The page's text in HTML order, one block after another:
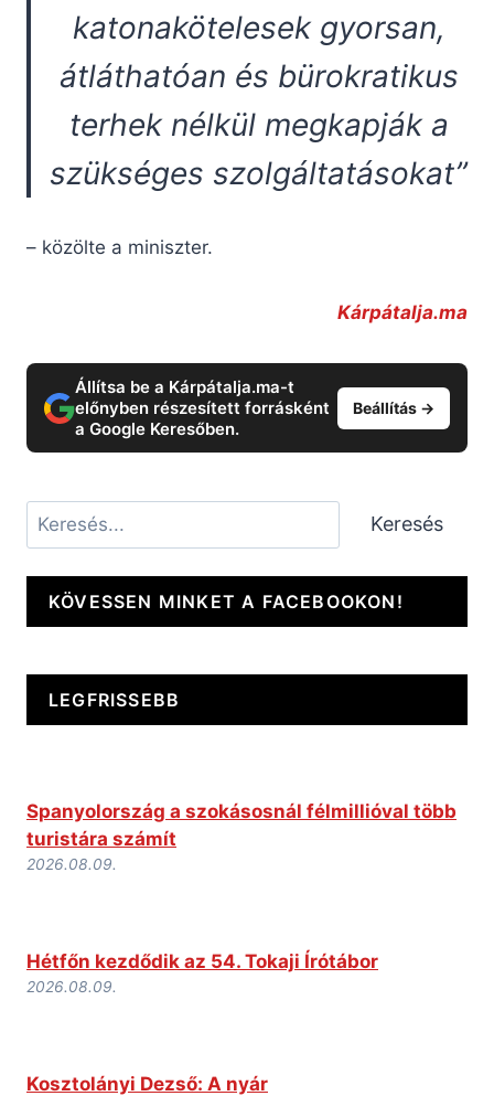
katonakötelesek gyorsan,
átláthatóan és bürokratikus
terhek nélkül megkapják a
szükséges szolgáltatásokat”
– közölte a miniszter.
Kárpátalja.ma
Állítsa be a Kárpátalja.ma-t
előnyben részesített forrásként
a Google Keresőben.
Beállítás →
Keresés Keresés
KÖVESSEN MINKET A FACEBOOKON!
LEGFRISSEBB
Spanyolország a szokásosnál félmillióval több
turistára számít
2026.08.09.
Hétfőn kezdődik az 54. Tokaji Írótábor
2026.08.09.
Kosztolányi Dezső: A nyár